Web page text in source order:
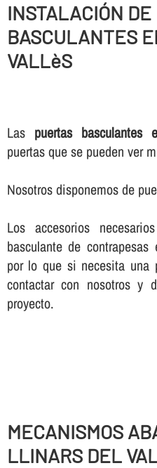
INSTALACIÓN DE
BASCULANTES
VALLèS
Las puertas
puertas que se pueden ver
Nosotros disponemos de
Los accesorios
basculante de
por lo que si necesita una
contactar con nosotros y
proyecto.
MECANISMOS
LLINARS DEL